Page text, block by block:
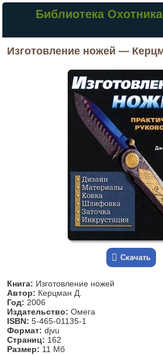
Библиотека
Изготовление ножей —
Скачать
Книга: Изготовление ножей
Автор: Керцман Д.
Год: 2006
Издательство: Омега
ISBN: 5-465-01135-1
Формат: djvu
Страниц: 162
Размер: 11 Мб